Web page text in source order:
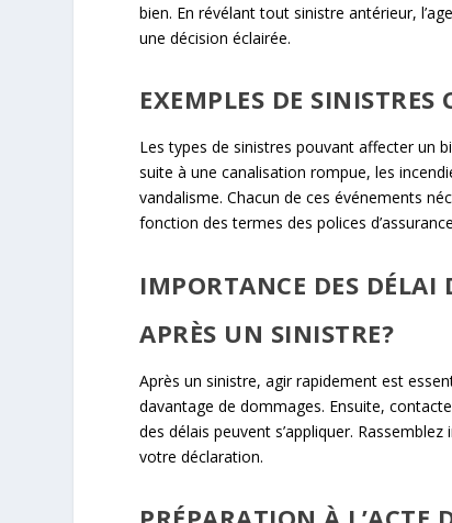
bien. En révélant tout sinistre antérieur,
une décision éclairée.
EXEMPLES DE
Les types de sinistres pouvant affecter un
suite à une canalisation rompue, les
vandalisme. Chacun de ces événements
fonction des termes des polices
IMPORTANCE DES
APRÈS UN SINISTRE?
Après un sinistre, agir rapidement est
davantage de dommages. Ensuite,
des délais peuvent s’appliquer.
votre déclaration.